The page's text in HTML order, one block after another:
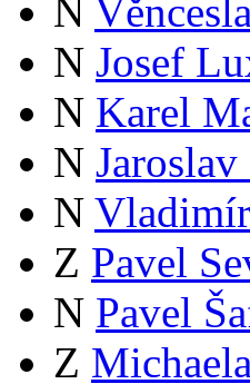
N
N Josef
N Karel
N
N
Z Pavel
N Pavel
Z